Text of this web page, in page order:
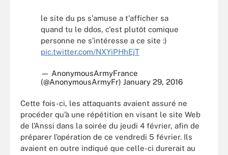
le site du ps s'amuse a t'afficher sa
quand tu le ddos, c'est plutôt comique
personne ne s’intéresse a ce site :)
pic.twitter.com/NXYiPHhEjT
— AnonymousArmyFrance
(@AnonymousArmyFr) January 29, 2016
Cette fois-ci, les attaquants avaient assuré ne
procéder qu’à une répétition en visant le site Web
de l’Anssi dans la soirée du jeudi 4 février, afin de
préparer l’opération de ce vendredi 5 février. Ils
avaient en outre indiqué que celle-ci durerait au